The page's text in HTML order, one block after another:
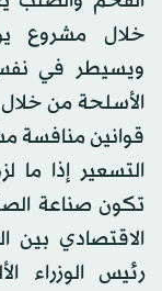
خلال مشروع
ويسيطر في
الأسلحة من
قوانين منافسة
التسعير إذا ما
تكون صناعة
الاقتصادي بين
رئيس الوزراء